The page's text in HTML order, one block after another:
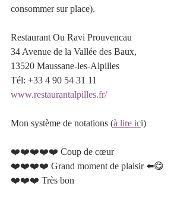
consommer sur place).
Restaurant Ou Ravi Prouvencau
34 Avenue de la Vallée des Baux,
13520 Maussane-les-Alpilles
Tél: +33 4 90 54 31 11
www.restaurantalpilles.fr/
Mon système de notations (à lire ici)
❤️❤️❤️❤️ Grand moment de plaisir ⬅️😋
❤️❤️❤️ Très bon